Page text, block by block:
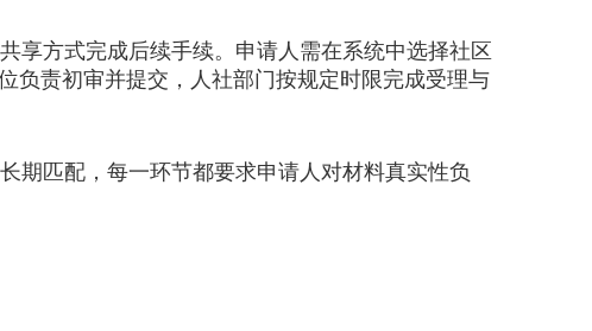
方式完成后续手续。申请人需在系统中选择社区
负责初审并提交，人社部门按规定时限完成受理与
匹配，每一环节都要求申请人对材料真实性负